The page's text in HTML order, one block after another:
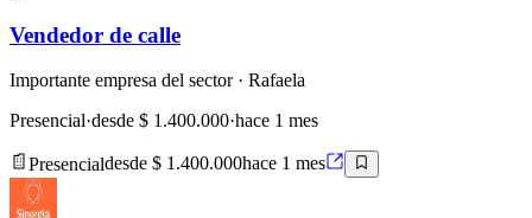
Vendedor de calle
Importante empresa del sector· Rafaela
Presencial·desde $ 1.400.000·hace 1 mes
Presencialdesde $ 1.400.000hace 1 mes